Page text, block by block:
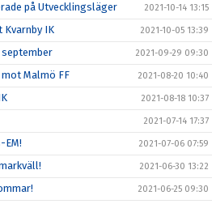
på Utvecklingsläger 2021-10-14 13:15
IK 2021-10-05 13:39
2021-09-29 09:30
Malmö FF 2021-08-20 10:40
2021-08-18 10:37
2021-07-14 17:37
EM! 2021-07-06 07:59
2021-06-30 13:22
2021-06-25 09:30